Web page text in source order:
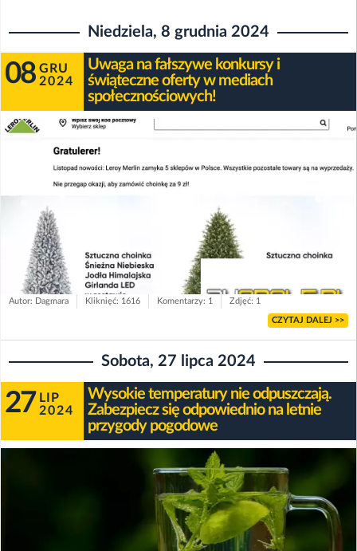
Niedziela, 8 grudnia 2024
08 GRU
2024
Uwaga na fałszywe konkursy i
świąteczne oferty w mediach
społecznościowych!
Autor: Dagmara Kliknięć: 1616 Komentarzy: 1 Zdjęć: 1
CZYTAJ DALEJ >>
Sobota, 27 lipca 2024
27 LIP
2024
Wysokie temperatury nie odpuszczają.
Zabezpiecz się odpowiednio na letnie
przygody pogodowe